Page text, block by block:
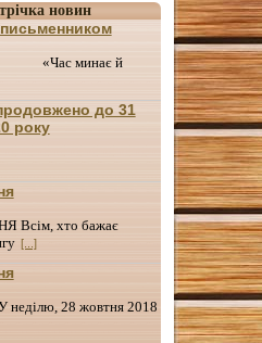
новин
минає й
до 31
року
Всім, хто бажає
[...]
неділю, 28 жовтня 2018